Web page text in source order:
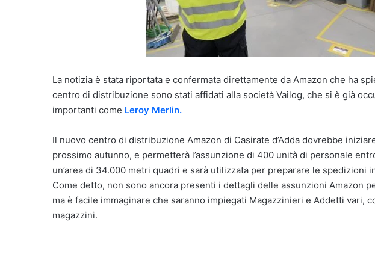
La notizia è stata riportata e confermata direttamente da Amazon che ha
centro di distribuzione sono stati affidati alla società Vailog, che si è già
importanti come Leroy Merlin.
Il nuovo centro di distribuzione Amazon di Casirate d’Adda dovrebbe
prossimo autunno, e permetterà l’assunzione di 400 unità di personale
un’area di 34.000 metri quadri e sarà utilizzata per preparare le spedizioni
Come detto, non sono ancora presenti i dettagli delle assunzioni Amazon
ma è facile immaginare che saranno impiegati Magazzinieri e Addetti vari,
magazzini.